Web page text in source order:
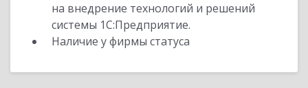
на внедрение технологий и решений
системы 1С:Предприятие.
Наличие у фирмы статуса